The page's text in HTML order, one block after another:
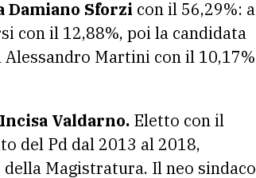
Sforzi con il 56,29%: a
con il 12,88%, poi la candidata
Martini con il 10,17%
Valdarno. Eletto con il
del Pd dal 2013 al 2018,
Magistratura. Il neo sindaco